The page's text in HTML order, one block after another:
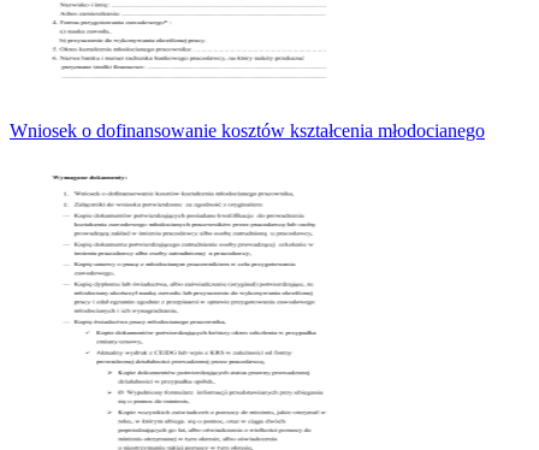
Wniosek o dofinansowanie kosztów kształcenia młodocianego